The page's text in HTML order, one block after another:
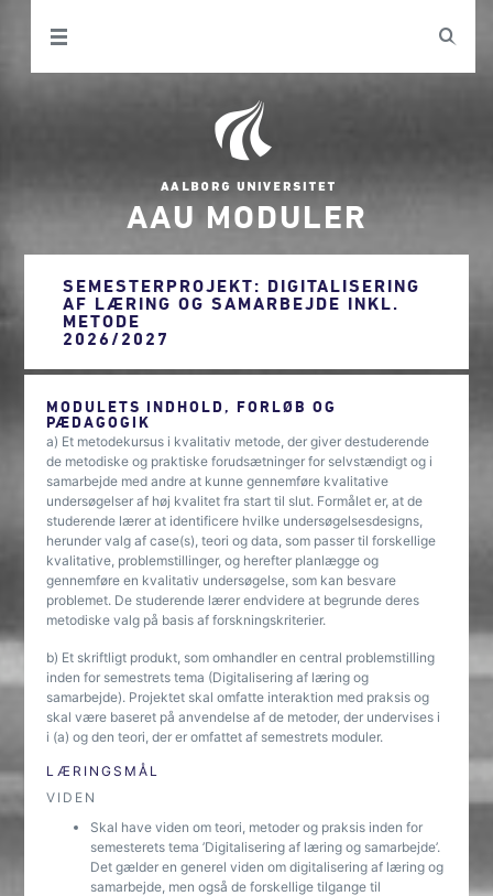
AAU MODULER
SEMESTERPROJEKT: DIGITALISERING
AF LÆRING OG SAMARBEJDE INKL.
METODE
2026/2027
MODULETS INDHOLD, FORLØB OG
PÆDAGOGIK
a) Et metodekursus i kvalitativ metode, der giver destuderende
de metodiske og praktiske forudsætninger for selvstændigt og i
samarbejde med andre at kunne gennemføre kvalitative
undersøgelser af høj kvalitet fra start til slut. Formålet er, at de
studerende lærer at identificere hvilke undersøgelsesdesigns,
herunder valg af case(s), teori og data, som passer til forskellige
kvalitative, problemstillinger, og herefter planlægge og
gennemføre en kvalitativ undersøgelse, som kan besvare
problemet. De studerende lærer endvidere at begrunde deres
metodiske valg på basis af forskningskriterier.
b) Et skriftligt produkt, som omhandler en central problemstilling
inden for semestrets tema (Digitalisering af læring og
samarbejde). Projektet skal omfatte interaktion med praksis og
skal være baseret på anvendelse af de metoder, der undervises i
i (a) og den teori, der er omfattet af semestrets moduler.
LÆRINGSMÅL
VIDEN
Skal have viden om teori, metoder og praksis inden for
semesterets tema ’Digitalisering af læring og samarbejde’.
Det gælder en generel viden om digitalisering af læring og
samarbejde, men også de forskellige tilgange til